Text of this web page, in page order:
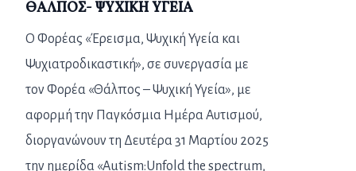
ΘΑΛΠΟΣ- ΨΥΧΙΚΗ ΥΓΕΙΑ
Ο Φορέας «Έρεισμα, Ψυχική Υγεία και
Ψυχιατροδικαστική», σε συνεργασία με
τον Φορέα «Θάλπος – Ψυχική Υγεία», με
αφορμή την Παγκόσμια Ημέρα Αυτισμού,
διοργανώνουν τη Δευτέρα 31 Μαρτίου 2025
την ημερίδα «Autism:Unfold the spectrum,